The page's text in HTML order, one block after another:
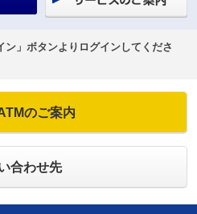
」ボタンよりログインしてくださ
のご案内
合わせ先